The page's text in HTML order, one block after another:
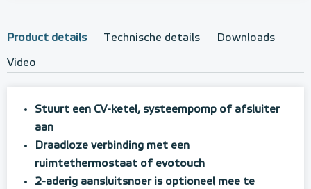
Product details Technische details Downloads
Video
Stuurt een CV-ketel, systeempomp of afsluiter
aan
Draadloze verbinding met een
ruimtethermostaat of evotouch
2-aderig aansluitsnoer is optioneel mee te